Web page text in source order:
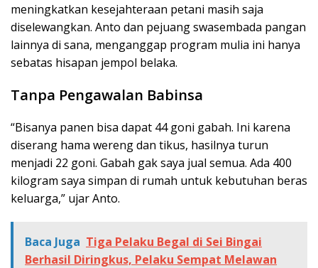
meningkatkan kesejahteraan petani masih saja
diselewangkan. Anto dan pejuang swasembada pangan
lainnya di sana, menganggap program mulia ini hanya
sebatas hisapan jempol belaka.
Tanpa Pengawalan Babinsa
“Bisanya panen bisa dapat 44 goni gabah. Ini karena
diserang hama wereng dan tikus, hasilnya turun
menjadi 22 goni. Gabah gak saya jual semua. Ada 400
kilogram saya simpan di rumah untuk kebutuhan beras
keluarga,” ujar Anto.
Baca Juga Tiga Pelaku Begal di Sei Bingai
Berhasil Diringkus, Pelaku Sempat Melawan